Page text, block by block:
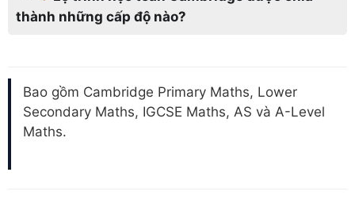
thành những cấp độ nào?
Bao gồm Cambridge Primary Maths, Lower
Secondary Maths, IGCSE Maths, AS và A-Level
Maths.